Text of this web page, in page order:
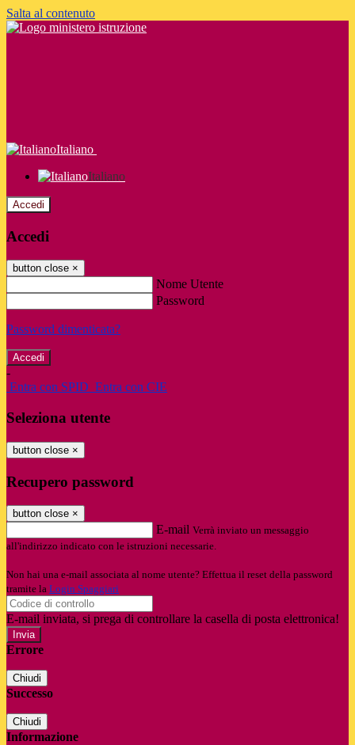
Salta al contenuto
Italiano
Italiano
Accedi
Accedi
button close ×
Nome Utente
Password
Password dimenticata?
-
Entra con SPID Entra con CIE
Seleziona utente
button close ×
Recupero password
button close ×
E-mail Verrà inviato un messaggio
all'indirizzo indicato con le istruzioni necessarie.
Non hai una e-mail associata al nome utente? Effettua il reset della password
tramite la Login Spaggiari
E-mail inviata, si prega di controllare la casella di posta elettronica!
Errore
Chiudi
Successo
Chiudi
Informazione